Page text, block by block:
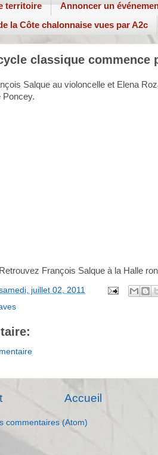
territoire Annoncer un
la Côte chalonnaise vues par A2c
classique commence
Salque au violoncelle et Elena
Poncey.
Retrouvez François Salque à la Halle
juillet 02, 2011
Accueil
commentaires (Atom)